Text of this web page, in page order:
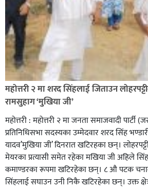
रक्तदान सेवामा जिल्लामै दोस्रो स्थान
रेडक्रस सिराहा द्वारा सम्मानित
महोत्तरी २ मा शरद सिंहलाई जिताउन
रामसुहाग ‘मुखिया जी’
महोत्तरी : महोत्तरी २ मा जनता समाजवादी पार्टी
प्रतिनिधिसभा सदस्यका उम्मेदवार शरद सिंह
यादव’मुखिया जी’ दिनरात खटिरहका छन्।
मेयरका प्रत्यासी समेत रहेका मखिया जी अहिले
कमाण्डरका रूपमा खटिरहेका छन्। ८ औ पटक चनावी
सिंहलाई सघाउन उनी निकै खटिरहेका छन्। उक्त